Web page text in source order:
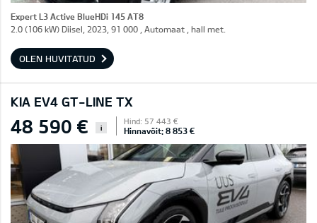
Expert L3 Active BlueHDi 145 AT8
2.0 (106 kW) Diisel, 2023, 91 000 , Automaat , hall met.
OLEN HUVITATUD
KIA EV4 GT-LINE TX
48 590 € i
Hind: 57 443 €
Hinnavõit: 8 853 €